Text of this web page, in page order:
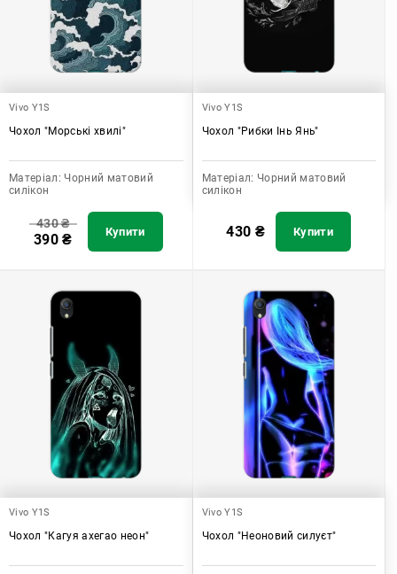
Vivo Y1S
Чохол "Морські хвилі"
Матеріал: Чорний матовий
силікон
430₴
390₴ Купити
Vivo Y1S
Чохол "Рибки Інь Янь"
Матеріал: Чорний матовий
силікон
430 ₴ Купити
Vivo Y1S
Чохол "Кагуя ахегао неон"
Vivo Y1S
Чохол "Неоновий силуєт"